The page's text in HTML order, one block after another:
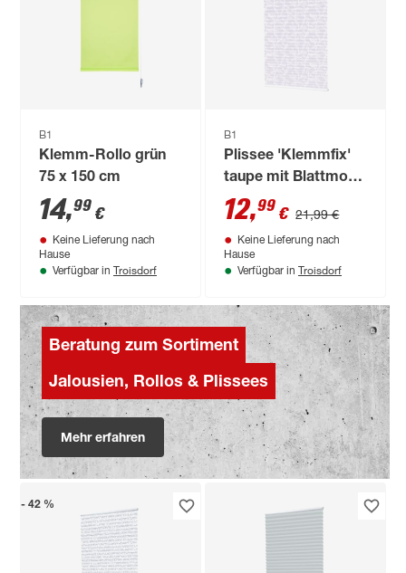
B1
Klemm-Rollo grün
75 x 150 cm
14,99 €
Keine Lieferung nach
Hause
Verfügbar in Troisdorf
B1
Plissee 'Klemmfix'
taupe mit Blattmotiv
60 x 130 cm
12,99 € 21,99 €
Keine Lieferung nach
Hause
Verfügbar in Troisdorf
Beratung zum Sortiment
Jalousien, Rollos & Plissees
Mehr erfahren
- 42 %